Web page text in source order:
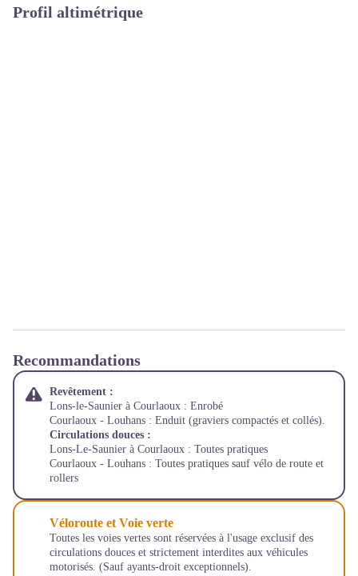
Profil altimétrique
Recommandations
Revêtement :
Lons-le-Saunier à Courlaoux : Enrobé
Courlaoux - Louhans : Enduit (graviers compactés et collés).
Circulations douces :
Lons-Le-Saunier à Courlaoux : Toutes pratiques
Courlaoux - Louhans : Toutes pratiques sauf vélo de route et
rollers
Véloroute et Voie verte
Toutes les voies vertes sont réservées à l'usage exclusif des
circulations douces et strictement interdites aux véhicules
motorisés. (Sauf ayants-droit exceptionnels).